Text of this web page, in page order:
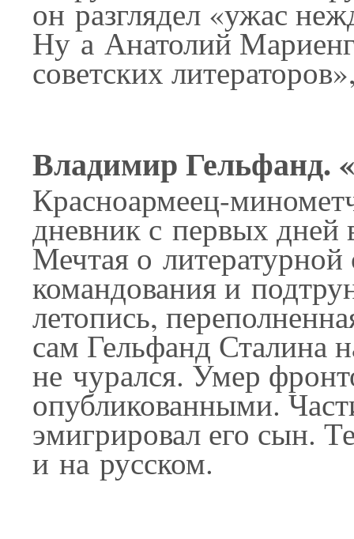
он разглядел «ужас
Ну а Анатолий
советских
Владимир Гельфанд.
Красноармеец-
дневник с первых дней
Мечтая о литературной
командования и
летопись,
сам Гельфанд Сталина
не чурался. Умер
опубликованными.
эмигрировал его сын.
и на русском.